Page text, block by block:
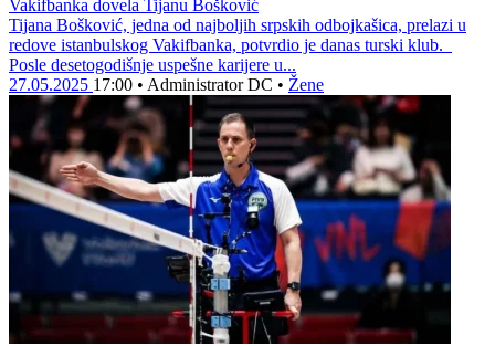
Vakifbanka dovela Tijanu Bošković
Tijana Bošković, jedna od najboljih srpskih odbojkašica, prelazi u
redove istanbulskog Vakifbanka, potvrdio je danas turski klub.
Posle desetogodišnje uspešne karijere u...
27.05.2025 17:00 • Administrator DC • Žene